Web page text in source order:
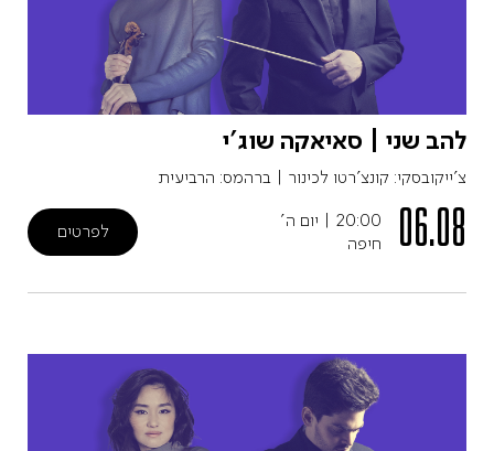
להב שני | סאיאקה שוג'י
צ'ייקובסקי: קונצ'רטו לכינור | ברהמס: הרביעית
06.08
20:00
| יום ה'
חיפה
לפרטים